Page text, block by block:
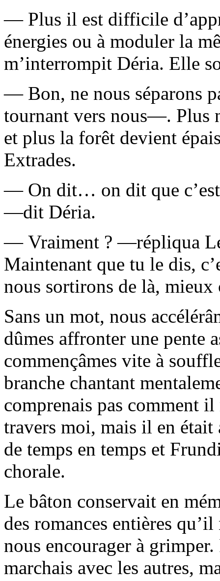
— Plus il est difficile
énergies ou à moduler la
m’interrompit Déria. Elle
— Bon, ne nous séparons
tournant vers nous—. Plus
et plus la forêt devient
Extrades.
— On dit… on dit que c’est
—dit Déria.
— Vraiment ? —répliqua
Maintenant que tu le dis,
nous sortirons de là, mieux
Sans un mot, nous
dûmes affronter une pente
commençâmes vite à
branche chantant
comprenais pas comment
travers moi, mais il en
de temps en temps et
chorale.
Le bâton conservait en
des romances entières
nous encourager à
marchais avec les autres,